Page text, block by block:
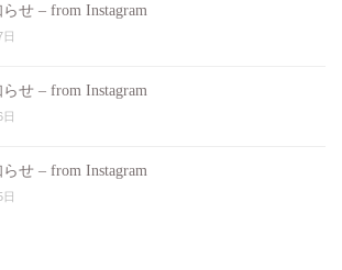
せ – from Instagram
せ – from Instagram
せ – from Instagram